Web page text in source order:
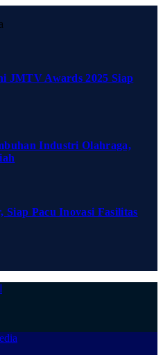
JMTV Awards 2025 Siap
Industri Olahraga,
Pacu Inovasi Fasilitas